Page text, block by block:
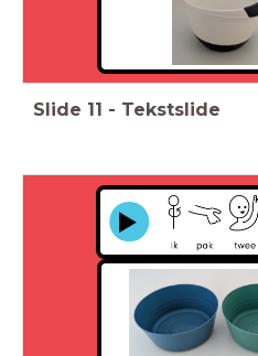
Slide 11 - Tekstslide